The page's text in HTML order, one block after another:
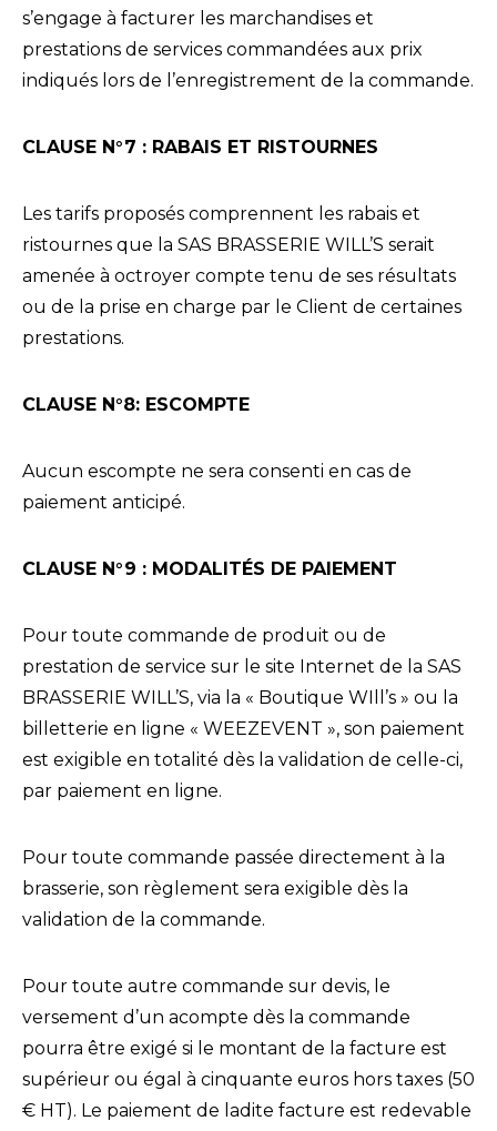
s’engage à facturer les marchandises et
prestations de services commandées aux prix
indiqués lors de l’enregistrement de la commande.
CLAUSE N°7 : RABAIS ET RISTOURNES
Les tarifs proposés comprennent les rabais et
ristournes que la SAS BRASSERIE WILL’S serait
amenée à octroyer compte tenu de ses résultats
ou de la prise en charge par le Client de certaines
prestations.
CLAUSE N°8: ESCOMPTE
Aucun escompte ne sera consenti en cas de
paiement anticipé.
CLAUSE N°9 : M ODALITÉS DE PAIEMENT
Pour toute commande de produit ou de
prestation de service sur le site Internet de la SAS
BRASSERIE WILL’S, via la « Boutique WIll’s » ou la
billetterie en ligne « WEEZEVENT », son paiement
est exigible en totalité dès la validation de celle-ci,
par paiement en ligne.
Pour toute commande passée directement à la
brasserie, son règlement sera exigible dès la
validation de la commande.
Pour toute autre commande sur devis, le
versement d’un acompte dès la commande
pourra être exigé si le montant de la facture est
supérieur ou égal à cinquante euros hors taxes (50
€ HT). Le paiement de ladite facture est redevable